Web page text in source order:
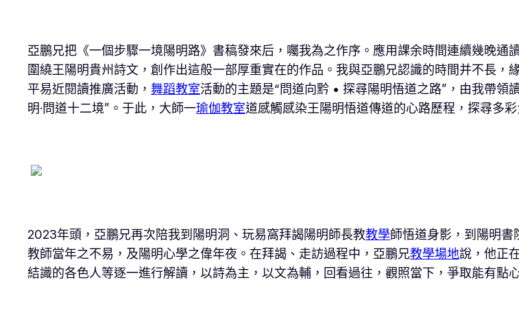
亞鵬兄把《一個步驟一境陽明路》書稿發來后，囑我為之作序。應用課余時間連續幾晚通
圍繞王陽明貴州詩文，創作出這般一部厚重實在的作品。我與亞鵬兄認識的時間并不長
平易近閱讀推廣活動， 舞蹈教室活動的主題是“問道向黔 • 探尋陽明悟道之路”，由我帶
明·問道十二境”。于此，大師一瑜伽教室道感觸感染王陽明悟道傳道的心路歷程，探尋多
2023年頭，亞鵬兄再次陪我到陽明洞、玩易窩拜謁陽明師長教教學師悟道身影，到陽明
教師當年之不易，及陽明心學之偉年夜。在拜謁、走訪過程中，亞鵬兄教學場地說，他正
結識的各色人等逐一進行解讀，以詩為主，以文為輔，回看過往，觀照當下，爭取能有點